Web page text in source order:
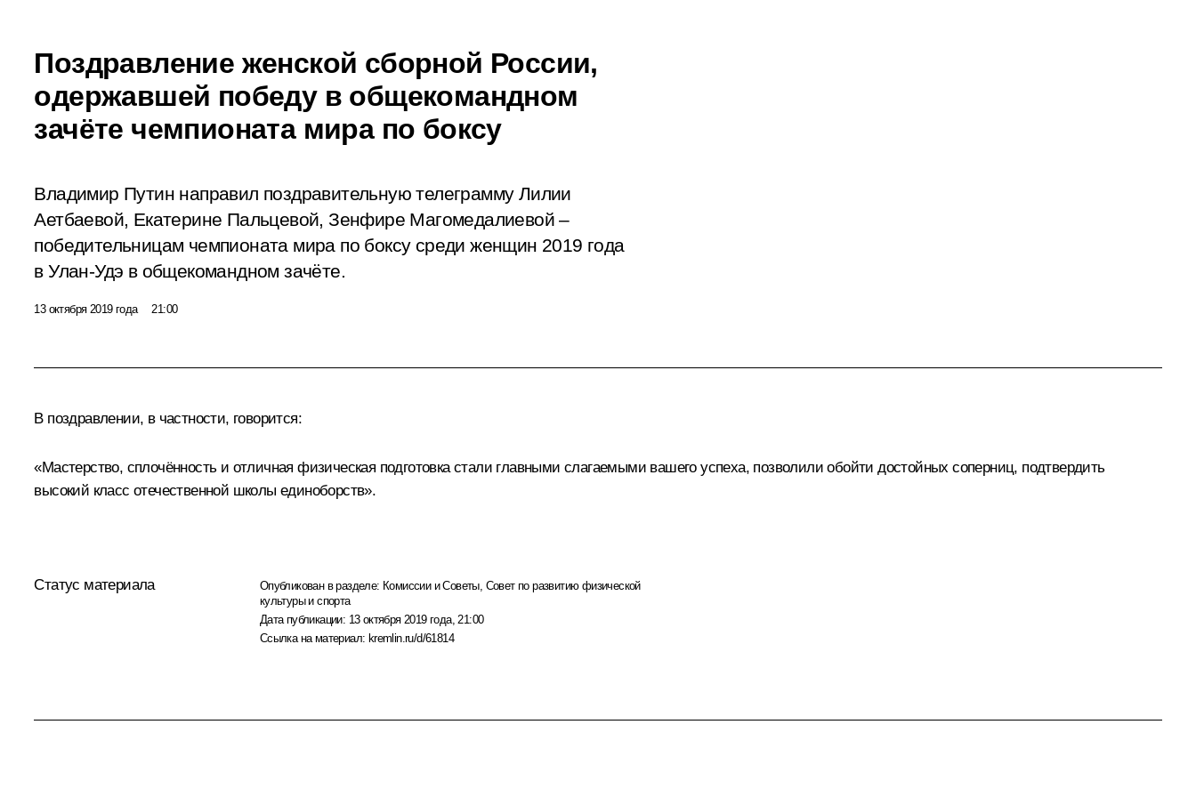
Поздравление женской сборной России,
одержавшей победу в общекомандном
зачёте чемпионата мира по боксу
Владимир Путин направил поздравительную телеграмму Лилии
Аетбаевой, Екатерине Пальцевой, Зенфире Магомедалиевой –
победительницам чемпионата мира по боксу среди женщин 2019 года
в Улан-Удэ в общекомандном зачёте.
13 октября 2019 года 21:00
В поздравлении, в частности, говорится:
«Мастерство, сплочённость и отличная физическая подготовка стали главными слагаемыми вашего успеха, позволили обойти достойных соперниц, подтвердить
высокий класс отечественной школы единоборств».
Статус материала Опубликован в разделе: Комиссии и Советы, Совет по развитию физической
культуры и спорта
Дата публикации: 13 октября 2019 года, 21:00
Ссылка на материал: kremlin.ru/d/61814